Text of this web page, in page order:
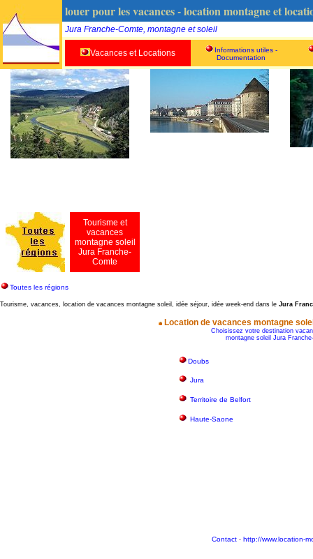
louer pour les vacances - location montagne et
Jura Franche-Comte, montagne et soleil
Vacances et Locations
Informations utiles -
Documentation
Tourisme et
vacances
montagne soleil
Jura Franche-
Comte
Toutes les régions
Tourisme, vacances, location de vacances montagne soleil, idée séjour, idée week-end dans le Jura
Location de vacances montagne
Choisissez votre destination
montagne soleil Jura
Doubs
Jura
Territoire de Belfort
Haute-Saone
Contact- http://www.location-